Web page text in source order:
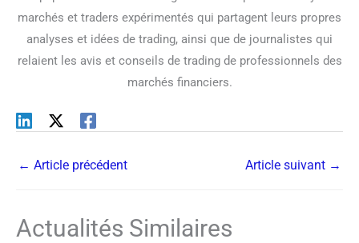
marchés et traders expérimentés qui partagent leurs propres
analyses et idées de trading, ainsi que de journalistes qui
relaient les avis et conseils de trading de professionnels des
marchés financiers.
← Article précédent Article suivant →
Actualités Similaires